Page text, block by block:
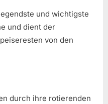
und wichtigste
und dient der
von den
durch ihre rotierenden